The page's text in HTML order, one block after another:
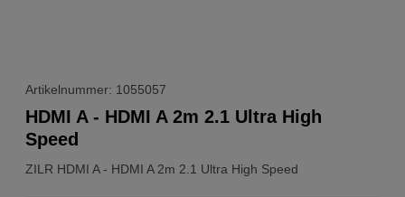
Artikelnummer: 1055057
ZILR HDMI A - HDMI A 2m 2.1 Ultra High Speed
HDMI A - HDMI A 2m 2.1 Ultra High
Speed